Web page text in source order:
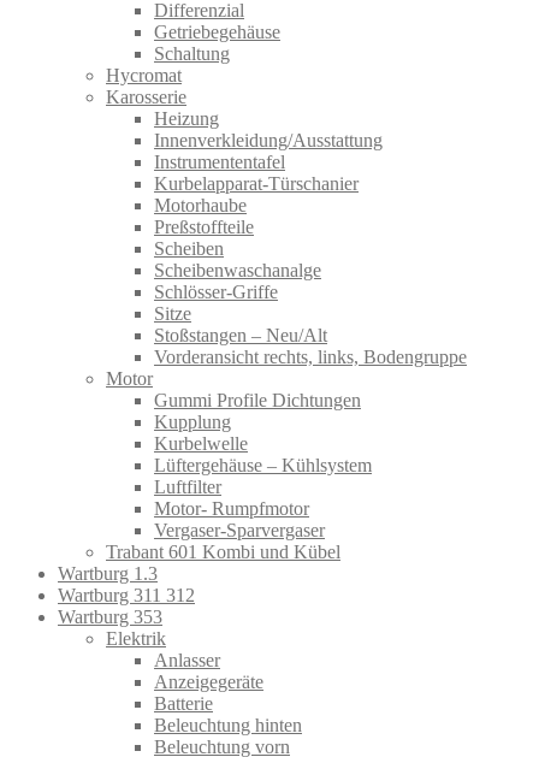
Differenzial
Getriebegehäuse
Schaltung
Hycromat
Karosserie
Heizung
Innenverkleidung/Ausstattung
Instrumententafel
Kurbelapparat-Türschanier
Motorhaube
Preßstoffteile
Scheiben
Scheibenwaschanalge
Schlösser-Griffe
Sitze
Stoßstangen – Neu/Alt
Vorderansicht rechts, links, Bodengruppe
Motor
Gummi Profile Dichtungen
Kupplung
Kurbelwelle
Lüftergehäuse – Kühlsystem
Luftfilter
Motor- Rumpfmotor
Vergaser-Sparvergaser
Trabant 601 Kombi und Kübel
Wartburg 1.3
Wartburg 311 312
Wartburg 353
Elektrik
Anlasser
Anzeigegeräte
Batterie
Beleuchtung hinten
Beleuchtung vorn